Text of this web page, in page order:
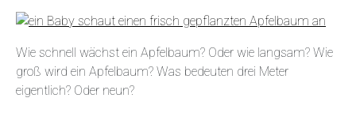
Wie schnell wächst ein Apfelbaum? Oder wie langsam? Wie
groß wird ein Apfelbaum? Was bedeuten drei Meter
eigentlich? Oder neun?